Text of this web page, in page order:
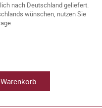
nach Deutschland geliefert.
wünschen, nutzen Sie